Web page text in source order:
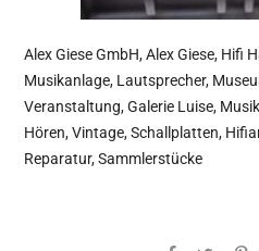
Alex Giese GmbH, Alex Giese, Hifi
Musikanlage, Lautsprecher,
Veranstaltung, Galerie Luise,
Hören, Vintage, Schallplatten,
Reparatur, Sammlerstücke